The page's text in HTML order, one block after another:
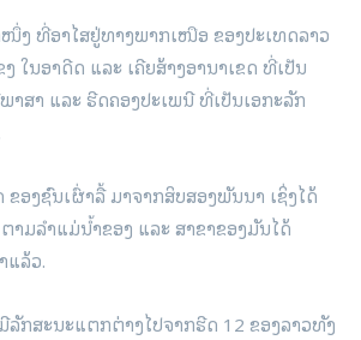
ໜຶ່ງ ທີ່ອາໄສຢູ່ທາງພາກເໜືອ ຂອງປະເທດລາວ
ໃນອາດີດ ແລະ ເຄີຍສ້າງອານາເຂດ ທີ່ເປັນ
າ ແລະ ຮີດຄອງປະເພນີ ທີ່ເປັນເອກະລັກ
ອງຊົນເຜົ່າລື້ ມາຈາກສິບສອງພັນນາ ເຊິ່ງໄດ້
າມລຳແມ່ນ້ຳຂອງ ແລະ ສາຂາຂອງມັນໄດ້
ແລ້ວ.
ລັກສະນະແຕກຕ່າງໄປຈາກຮີດ 12 ຂອງລາວທັງ